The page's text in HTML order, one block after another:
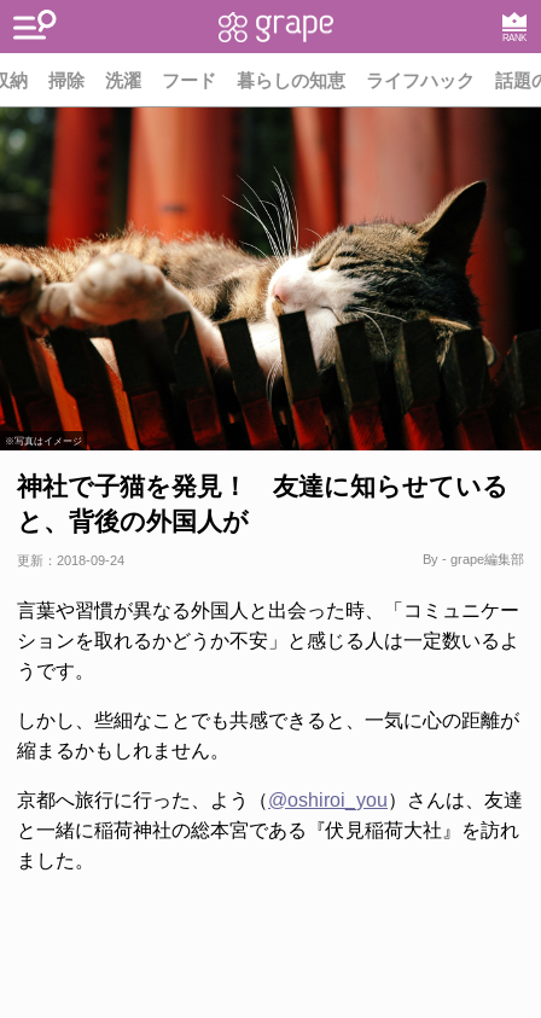
RANK
納 掃除 洗濯 フード 暮らしの知恵 ライフハック 話題
※写真はイメージ
神社で子猫を発見！ 友達に知らせている
と、背後の外国人が
更新： 2018-09-24 By - grape編集部
言葉や習慣が異なる外国人と出会った時、「コミュニケー
ションを取れるかどうか不安」と感じる人は一定数いるよ
うです。
しかし、些細なことでも共感できると、一気に心の距離が
縮まるかもしれません。
京都へ旅行に行った、よう（@oshiroi_you）さんは、友達
と一緒に稲荷神社の総本宮である『伏見稲荷大社』を訪れ
ました。